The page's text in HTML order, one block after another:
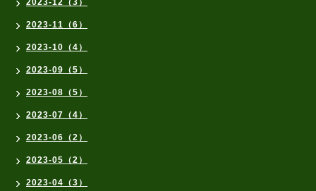
2023-11（6）
2023-10（4）
2023-09（5）
2023-08（5）
2023-07（4）
2023-06（2）
2023-05（2）
2023-04（3）